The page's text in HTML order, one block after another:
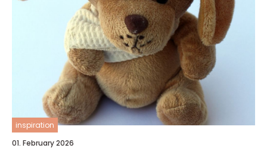
inspiration
01. February 2026